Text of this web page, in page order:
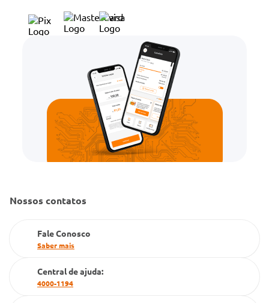
Código de Conduta
Política de Reembolso
Condeclin
Cartão Grupo Conde
Televendas
Nossos contatos
Fale Conosco
Saber mais
Central de ajuda:
4000-1194